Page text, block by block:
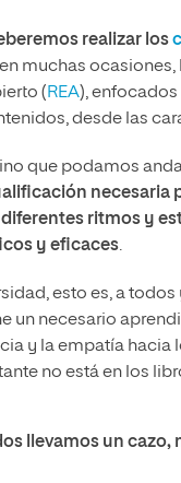
realizar los
en muchas
( REA), enfocados
desde las
que podamos
necesaria
ritmos y
y eficaces.
esto es, a
un necesario
y la empatía
no está en los
llevamos un cazo,